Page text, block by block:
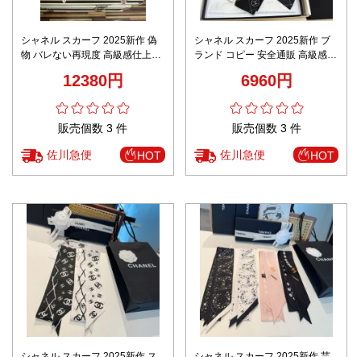
シャネル スカーフ 2025新作 偽
物 バレない再現度 高級感仕上げ
12380円
販売個数 3 件
佐川急便 HOT
シャネル スカーフ 2025新作 ブ
ランド コピー 安全通販 高級感仕
量限定入荷6960円
販売個数 3 件
佐川急便 HOT